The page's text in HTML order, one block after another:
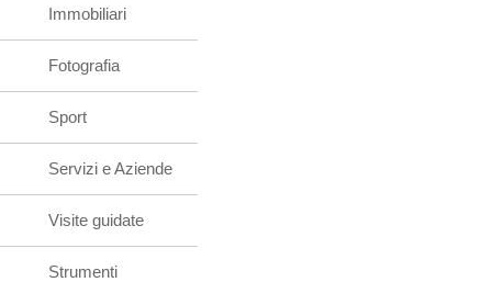
Immobiliari
Fotografia
Sport
Servizi e Aziende
Visite guidate
Strumenti